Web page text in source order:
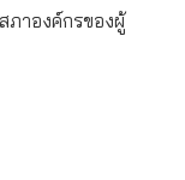
ภาองค์กรของผู้